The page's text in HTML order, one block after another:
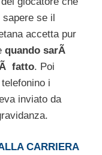
se il
accetta pur
quando sarÃ
fatto. Poi
i
inviato da
CARRIERA